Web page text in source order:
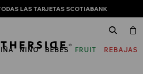
LAS TARJETAS SCOTIABANK
NIÑO BEBÉS
FRUIT
REBAJAS